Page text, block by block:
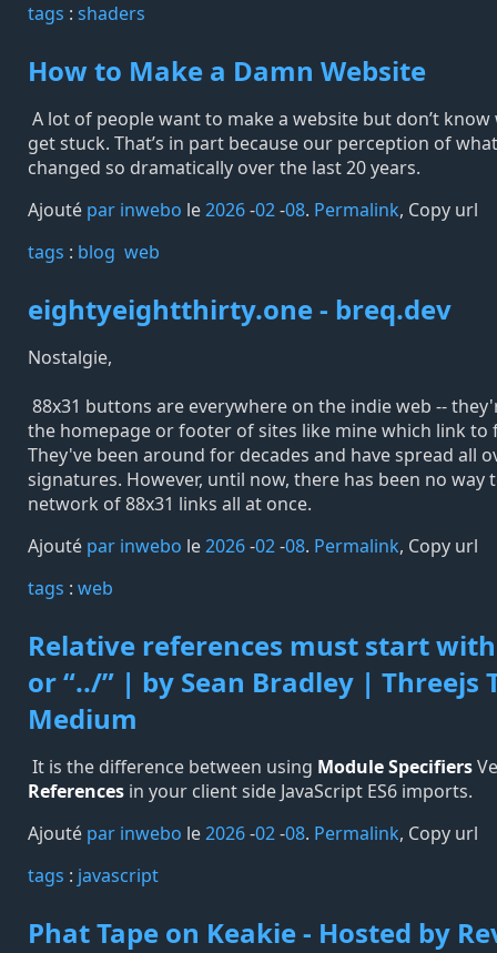
tags️ : shaders
How to Make a Damn Website
A lot of people want to make a website but don’t
get stuck. That’s in part because our perception of
changed so dramatically over the last 20 years.
Ajouté par inwebo le2026-02-08. Permalink, Copy url
tags️ : blog web
eightyeightthirty.one - breq.dev
Nostalgie,
88x31 buttons are everywhere on the indie web --
the homepage or footer of sites like mine which link to
They've been around for decades and have spread all
signatures. However, until now, there has been no way
network of 88x31 links all at once.
Ajouté par inwebo le2026-02-08. Permalink, Copy url
tags️ : web
Relative references must start with
or “../” | by Sean Bradley | Threejs
Medium
It is the difference between using Module Specifiers
References in your client side JavaScript ES6 imports.
Ajouté par inwebo le2026-02-08. Permalink, Copy url
tags️ : javascript
Phat Tape on Keakie - Hosted by